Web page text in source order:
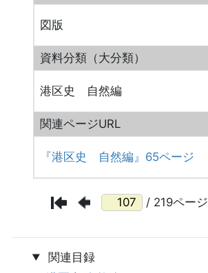
図版
資料分類（大分類）
港区史 自然編
関連ページURL
『港区史 自然編』65ページ
/ 219ページ
関連目録